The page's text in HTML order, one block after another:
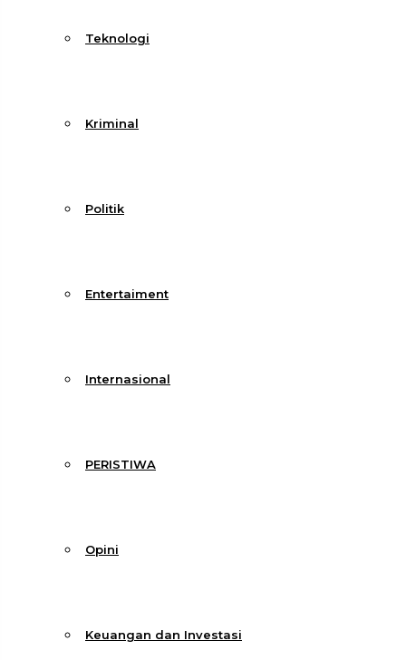
Teknologi
Kriminal
Politik
Entertaiment
Internasional
PERISTIWA
Opini
Keuangan dan Investasi